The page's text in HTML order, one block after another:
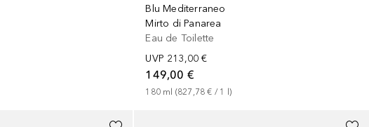
Blu Mediterraneo
Mirto di Panarea
Eau de Toilette
UVP 213,00 €
149,00 €
180 ml (827,78 € / 1 )
2 Größen